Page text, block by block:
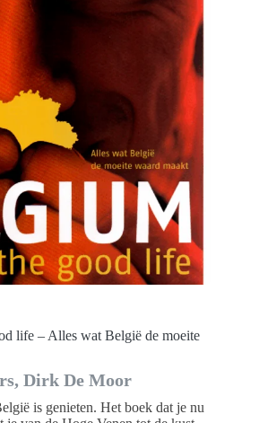
life – Alles wat België de moeite
Dirk De Moor
is genieten. Het boek dat je nu